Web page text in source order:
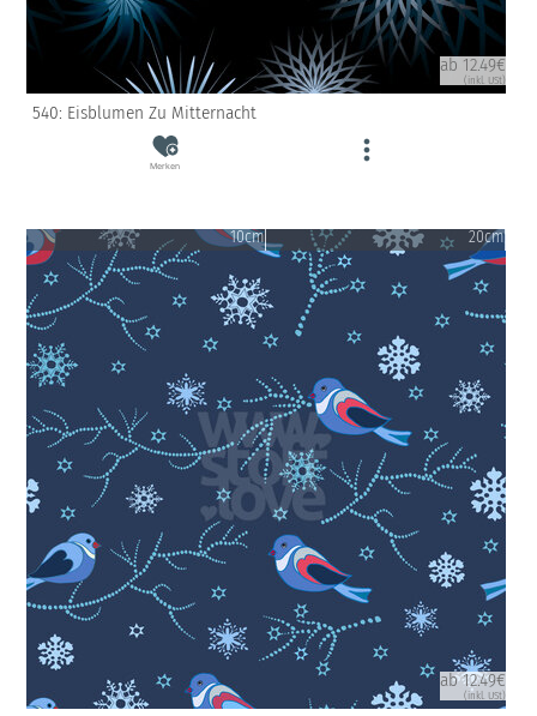
ab 12.49€
(inkl. USt)
540: Eisblumen Zu Mitternacht
Merken
10cm 20cm
ab 12.49€
(inkl. USt)